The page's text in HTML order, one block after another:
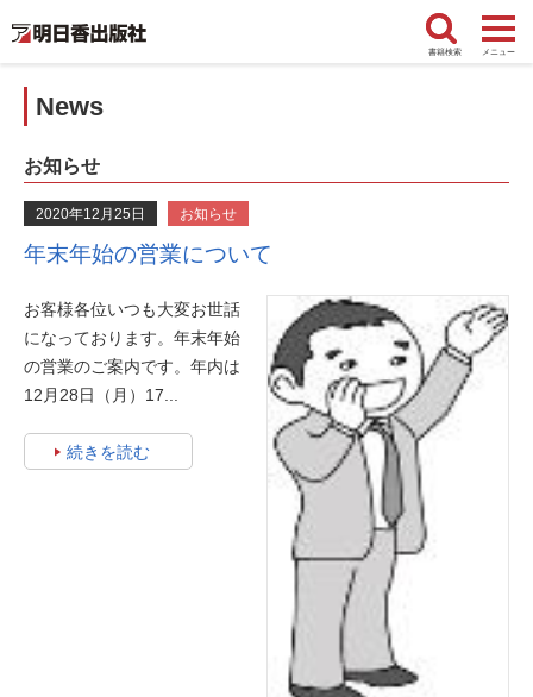
書籍検索 メニュー
News
お知らせ
2020年12月25日 お知らせ
年末年始の営業について
お客様各位いつも大変お世話
になっております。年末年始
の営業のご案内です。年内は
12月28日（月）17...
続きを読む